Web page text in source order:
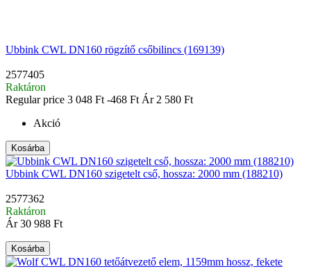
Ubbink CWL DN160 rögzítő csőbilincs (169139)
2577405
Raktáron
Regular price 3 048 Ft -468 Ft Ár 2 580 Ft
Akció
Kosárba
Ubbink CWL DN160 szigetelt cső, hossza: 2000 mm (188210)
2577362
Raktáron
Ár 30 988 Ft
Kosárba